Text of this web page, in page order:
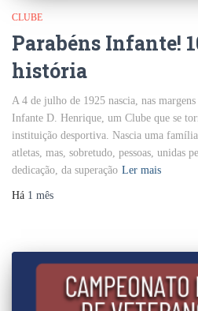
CLUBE
Parabéns Infante!
história
A 4 de julho de 1925 nascia, nas
Infante D. Henrique, um Clube que se
instituição desportiva. Nascia uma
atletas, mas, sobretudo, pessoas, unidas
dedicação, da superação Ler mais
Há 1 mês